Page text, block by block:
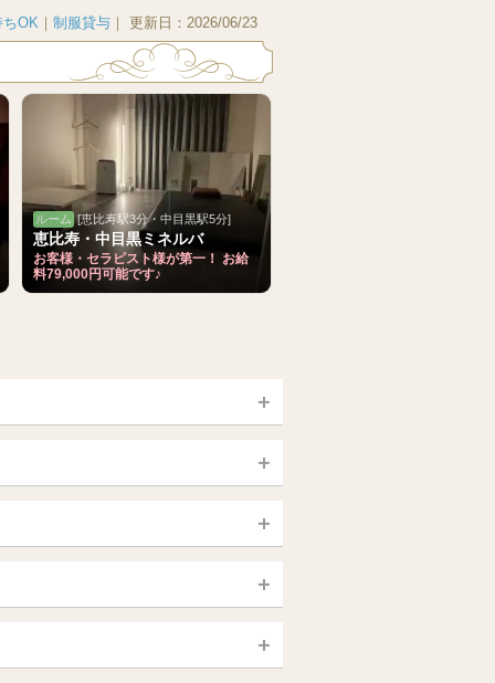
ちOK ｜ 制服貸与 ｜ 更新日： 2026/06/23
ルーム [恵比寿駅3分・中目黒駅5分]
恵比寿・中目黒ミネルバ
お客様・セラピスト様が第一！ お給
料79,000円可能です♪
宮城 (仙台)
静岡県
大宮・西院・二条